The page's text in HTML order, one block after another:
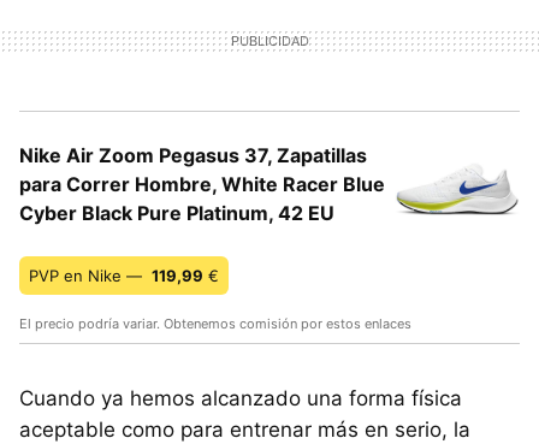
Nike Air Zoom Pegasus 37, Zapatillas
para Correr Hombre, White Racer Blue
Cyber Black Pure Platinum, 42 EU
PVP en Nike — 119,99 €
El precio podría variar. Obtenemos comisión por estos enlaces
Cuando ya hemos alcanzado una forma física
aceptable como para entrenar más en serio, la